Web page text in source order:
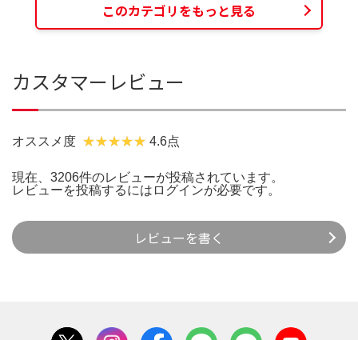
このカテゴリをもっと見る
カスタマーレビュー
オススメ度 4.6点
現在、3206件のレビューが投稿されています。
レビューを投稿するには ログインが必要です。
レビューを書く